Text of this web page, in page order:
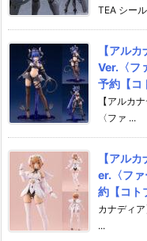
TEA シー
【アル
Ver.〈フ
予約【コ
【アルカ
〈ファ ...
【アル
er.〈フ
約【コト
カナディ
...